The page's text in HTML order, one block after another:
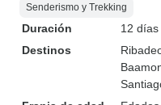
Senderismo y Trekking
Duración
12 días
Destinos